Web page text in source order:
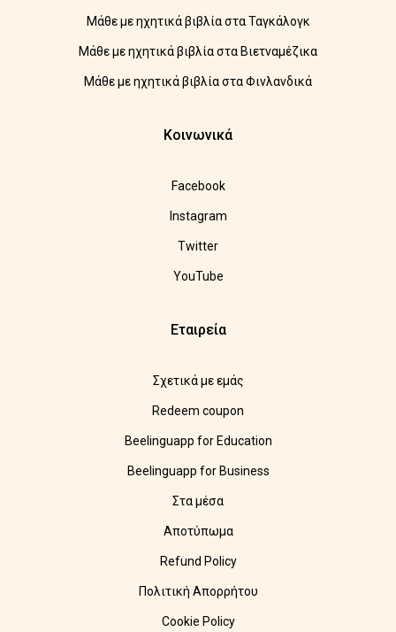
Μάθε με ηχητικά βιβλία στα Ταγκάλογκ
Μάθε με ηχητικά βιβλία στα Βιετναμέζικα
Μάθε με ηχητικά βιβλία στα Φινλανδικά
Κοινωνικά
Facebook
Instagram
Twitter
YouTube
Εταιρεία
Σχετικά με εμάς
Redeem coupon
Beelinguapp for Education
Beelinguapp for Business
Στα μέσα
Αποτύπωμα
Refund Policy
Πολιτική Απορρήτου
Cookie Policy